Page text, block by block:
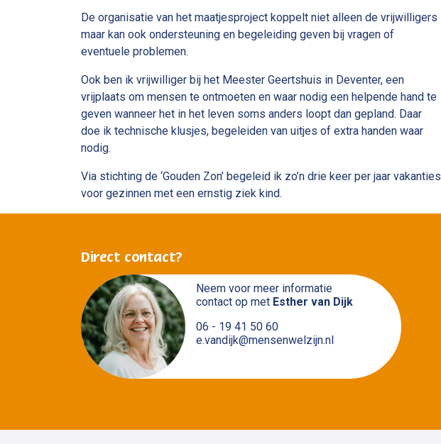
De organisatie van het maatjesproject koppelt niet alleen de vrijwilligers
maar kan ook ondersteuning en begeleiding geven bij vragen of
eventuele problemen.
Ook ben ik vrijwilliger bij het Meester Geertshuis in Deventer, een
vrijplaats om mensen te ontmoeten en waar nodig een helpende hand te
geven wanneer het in het leven soms anders loopt dan gepland. Daar
doe ik technische klusjes, begeleiden van uitjes of extra handen waar
nodig.
Via stichting de ‘Gouden Zon’ begeleid ik zo’n drie keer per jaar vakanties
voor gezinnen met een ernstig ziek kind.
Direct contact?
Neem voor meer informatie
contact op met Esther van Dijk
06 - 19 41 50 60
e.vandijk@mensenwelzijn.nl